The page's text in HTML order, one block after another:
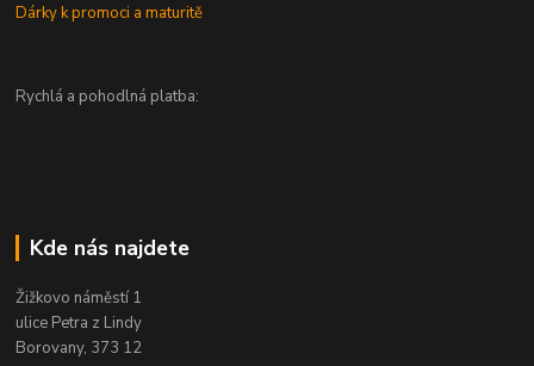
Dárky k promoci a maturitě
Rychlá a pohodlná platba:
Kde nás najdete
Žižkovo náměstí 1
ulice Petra z Lindy
Borovany, 373 12